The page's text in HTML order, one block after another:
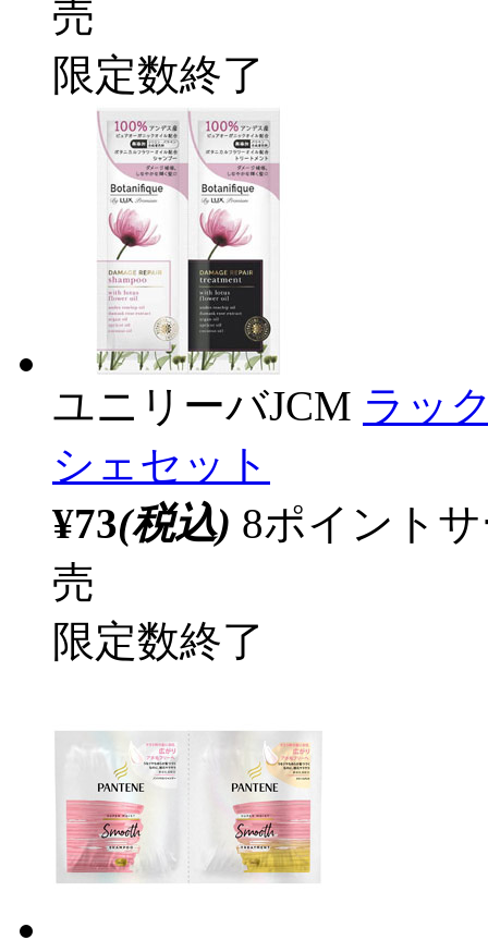
売
限定数終了
ユニリーバJCM ラッ
シェセット
¥73(税込) 8ポイント
売
限定数終了